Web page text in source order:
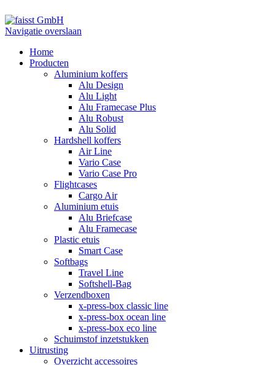
Navigatie overslaan
Home
Producten
Aluminium koffers
Alu Design
Alu Light
Alu Framecase Plus
Alu Robust
Alu Solid
Hardshell koffers
Air Line
Vario Case
Vario Case Pro
Flightcases
Cargo Air
Aluminium etuis
Alu Briefcase
Alu Framecase
Plastic etuis
Smart Case
Softbags
Travel Line
Softshell-Bag
Verzendboxen
x-press-box classic line
x-press-box ocean line
x-press-box eco line
Schuimstof inzetstukken
Uitrusting
Overzicht accessoires